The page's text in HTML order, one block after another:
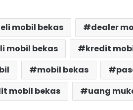
mobil bekas
dealer
mobil bekas
kredit
mobil bekas
mobil bekas uang